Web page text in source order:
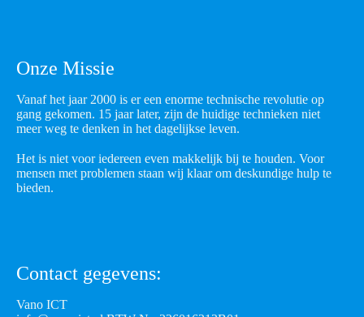
Onze Missie
Vanaf het jaar 2000 is er een enorme technische revolutie op
gang gekomen. 15 jaar later, zijn de huidige technieken niet
meer weg te denken in het dagelijkse leven.
Het is niet voor iedereen even makkelijk bij te houden. Voor
mensen met problemen staan wij klaar om deskundige hulp te
bieden.
Contact gegevens:
Vano ICT